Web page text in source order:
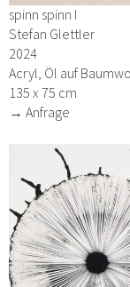
spinn spinn I
Stefan Glettler
2024
Acryl, Öl auf
135 x 75 cm
→ Anfrage